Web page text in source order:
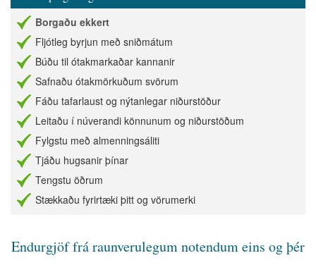
Borgaðu ekkert
Fljótleg byrjun með sniðmátum
Búðu til ótakmarkaðar kannanir
Safnaðu ótakmörkuðum svörum
Fáðu tafarlaust og nýtanlegar niðurstöður
Leitaðu í núverandi könnunum og niðurstöðum
Fylgstu með almenningsáliti
Tjáðu hugsanir þínar
Tengstu öðrum
Stækkaðu fyrirtæki þitt og vörumerki
Endurgjöf frá raunverulegum notendum eins og þér